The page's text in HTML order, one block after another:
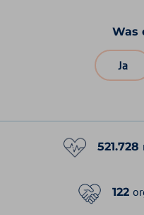
Was
Ja
521.728
122